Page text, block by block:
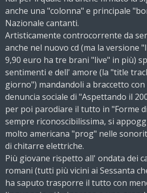
anche una "colonna" e principale
Nazionale cantanti.
Artisticamente controcorrente da
anche nel nuovo cd (ma la versione
9,90 euro ha tre brani "live" in più)
sentimenti e dell' amore (la "title
giorno") mandandoli a braccetto con
denuncia sociale di "Aspettando il
per poi parodiare il tutto in "Forme
sempre riconoscibilissima, si
molto americana "prog" nelle
di chitarre elettriche.
Più giovane rispetto all' ondata dei
romani (tutti più vicini ai Sessanta
ha saputo trasporre il tutto con